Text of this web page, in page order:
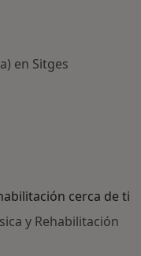
en Sitges
cerca de ti
y Rehabilitación